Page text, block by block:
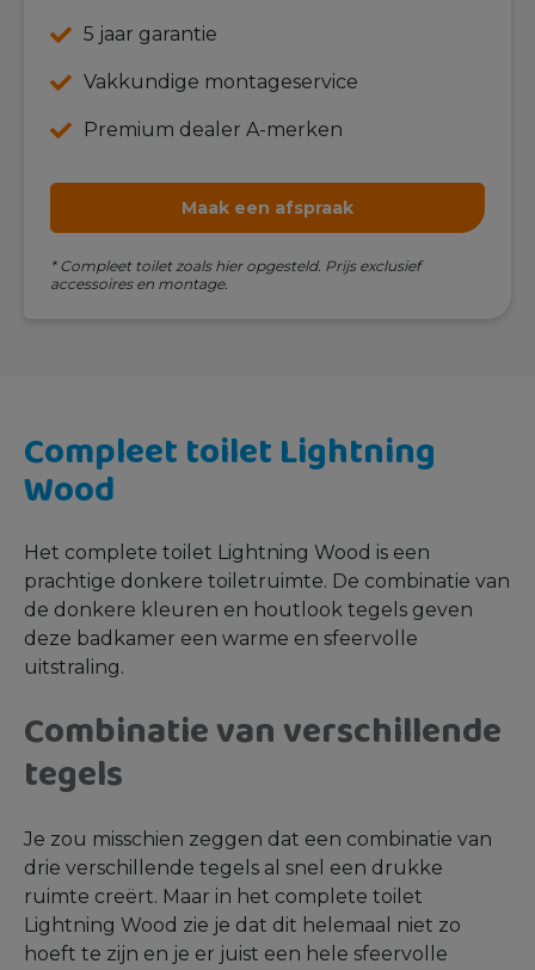
5 jaar garantie
Vakkundige montageservice
Premium dealer A-merken
Maak een afspraak
* Compleet toilet zoals hier opgesteld. Prijs exclusief
accessoires en montage.
Compleet toilet Lightning
Wood
Het complete toilet Lightning Wood is een
prachtige donkere toiletruimte. De combinatie van
de donkere kleuren en houtlook tegels geven
deze badkamer een warme en sfeervolle
uitstraling.
Combinatie van verschillende
tegels
Je zou misschien zeggen dat een combinatie van
drie verschillende tegels al snel een drukke
ruimte creërt. Maar in het complete toilet
Lightning Wood zie je dat dit helemaal niet zo
hoeft te zijn en je er juist een hele sfeervolle